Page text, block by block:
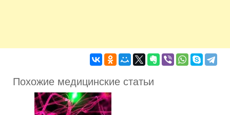
Похожие медицинские статьи